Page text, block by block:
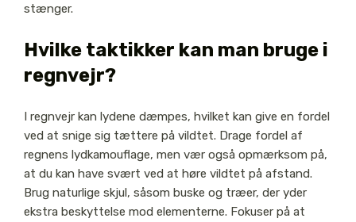
stænger.
Hvilke taktikker kan man bruge i
regnvejr?
I regnvejr kan lydene dæmpes, hvilket kan give en fordel
ved at snige sig tættere på vildtet. Drage fordel af
regnens lydkamouflage, men vær også opmærksom på,
at du kan have svært ved at høre vildtet på afstand.
Brug naturlige skjul, såsom buske og træer, der yder
ekstra beskyttelse mod elementerne. Fokuser på at